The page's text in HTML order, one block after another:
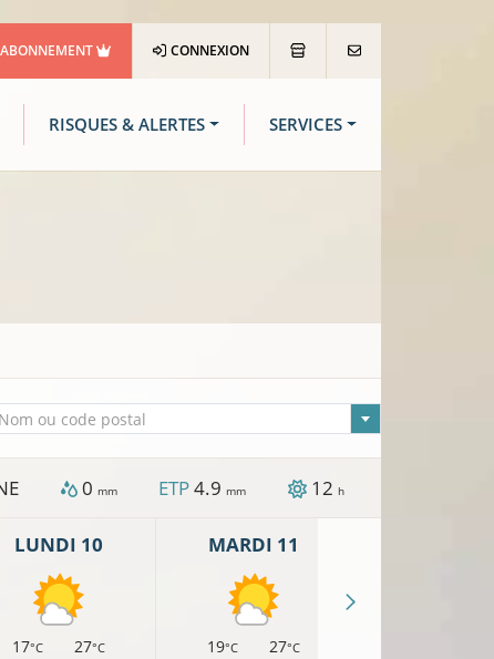
ABONNEMENT CONNEXION
RISQUES & ALERTES SERVICES
sélectionnée
Nom ou code postal
0 mm ETP4.9 mm 12 h
LUNDI 10
17°C 27°C
MARDI 11
19°C 27°C